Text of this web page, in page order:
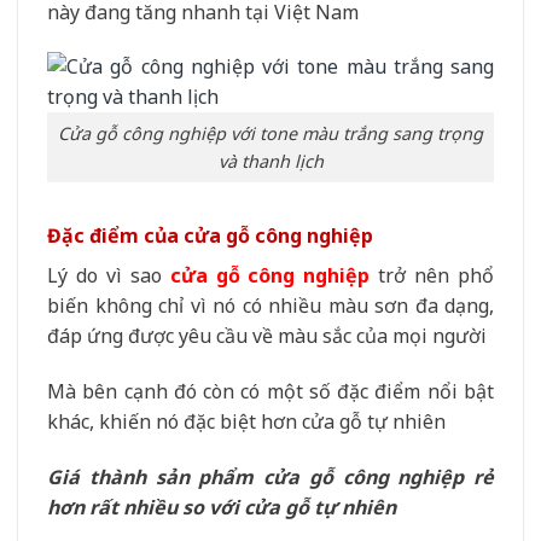
này đang tăng nhanh tại Việt Nam
Cửa gỗ công nghiệp với tone màu trắng sang trọng
và thanh lịch
Đặc điểm của cửa gỗ công nghiệp
Lý do vì sao cửa gỗ công nghiệp trở nên phổ
biến không chỉ vì nó có nhiều màu sơn đa dạng,
đáp ứng được yêu cầu về màu sắc của mọi người
Mà bên cạnh đó còn có một số đặc điểm nổi bật
khác, khiến nó đặc biệt hơn cửa gỗ tự nhiên
Giá thành sản phẩm cửa gỗ công nghiệp rẻ
hơn rất nhiều so với cửa gỗ tự nhiên